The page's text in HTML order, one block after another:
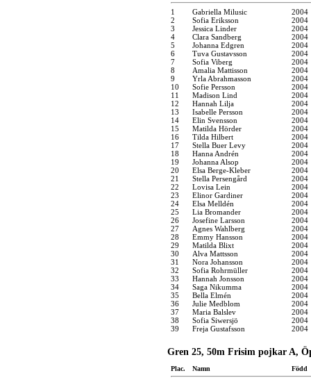
1 Gabriella Milusic
2004
2
Sofia Eriksson
2004
3
Jessica Linder
2004
4
Clara Sandberg
2004
5
Johanna Edgren
2004
6
Tuva Gustavsson
2004
7
Sofia Viberg
2004
8
Amalia Mattisson
2004
9
Yrla Abrahmasson
2004
10
Sofie Persson
2004
11
Madison Lind
2004
12
Hannah Lilja
2004
13
Isabelle Persson
2004
14
Elin Svensson
2004
15
Matilda Hörder
2004
16
Tilda Hilbert
2004
17
Stella Buer Levy
2004
18
Hanna Andrén
2004
19
Johanna Alsop
2004
20
Elsa Berge-Kleber
2004
21
Stella Persengård
2004
22
Lovisa Lein
2004
23
Elinor Gardiner
2004
24
Elsa Melldén
2004
25
Lia Bromander
2004
26
Josefine Larsson
2004
27
Agnes Wahlberg
2004
28
Emmy Hansson
2004
29
Matilda Blixt
2004
30
Alva Mattsson
2004
31
Nora Johansson
2004
32
Sofia Rohrmüller
2004
33
Hannah Jonsson
2004
34
Saga Nikumma
2004
35
Bella Elmén
2004
36
Julie Medblom
2004
37
Maria Balslev
2004
38
Sofia Siwersjö
2004
39
Freja Gustafsson 2004
Gren 25, 50m Frisim pojkar A,
Plac. Namn Född